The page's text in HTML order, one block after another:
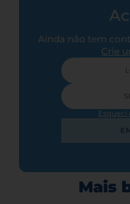
Ainda não tem
Crie
Esqueci
Mais